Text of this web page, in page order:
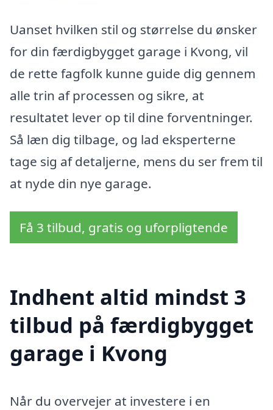
Uanset hvilken stil og størrelse du ønsker
for din færdigbygget garage i Kvong, vil
de rette fagfolk kunne guide dig gennem
alle trin af processen og sikre, at
resultatet lever op til dine forventninger.
Så læn dig tilbage, og lad eksperterne
tage sig af detaljerne, mens du ser frem til
at nyde din nye garage.
Få 3 tilbud, gratis og uforpligtende
Indhent altid mindst 3
tilbud på færdigbygget
garage i Kvong
Når du overvejer at investere i en